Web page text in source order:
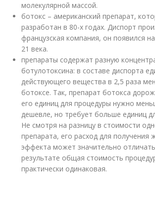
молекулярной массой.
ботокс – американский препарат,
разработан в 80-х годах. Диспорт
французская компания, он появился
21 века.
препараты содержат разную
ботулотоксина: в составе диспорта
действующего вещества в 2,5 раза
ботоксе. Так, препарат ботокса
его единиц для процедуры нужно
дешевле, но требует больше единиц
Не смотря на разницу в стоимости
препарата, его расход для получения
эффекта может значительно
результате общая стоимость
практически одинаковая.